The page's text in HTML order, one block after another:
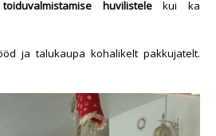
huvilistelekui ka
ja talukaupa kohalikelt pakkujatelt.